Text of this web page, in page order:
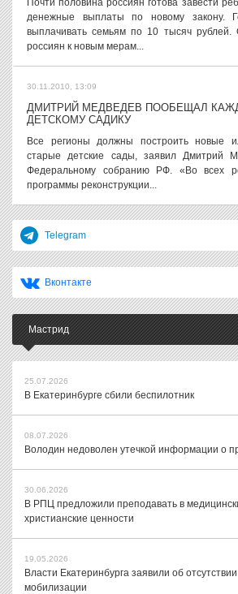
Почти половина россиян готова завести
денежные выплаты по новому закону.
выплачивать семьям по 10 тысяч
россиян к новым мерам...
30.11.2010, 13:09
ДМИТРИЙ МЕДВЕДЕВ ПООБЕЩАЛ
ДЕТСКОМУ САДИКУ
Все регионы должны построить новые
старые детские сады, заявил Дмитрий
Федеральному собранию РФ. «Во всех
программы реконструкции...
Telegram
Вконтакте
Мастрид
25.07.2026
В Екатеринбурге сбили беспилотник
08.07.2026
Володин недоволен утечкой информации о
30.06.2026
В РПЦ предложили преподавать в
христианские ценности
19.05.2026
Власти Екатеринбурга заявили об
мобилизации